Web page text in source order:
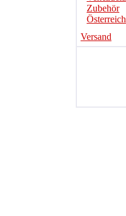
Zubehör
Österreich
Versand